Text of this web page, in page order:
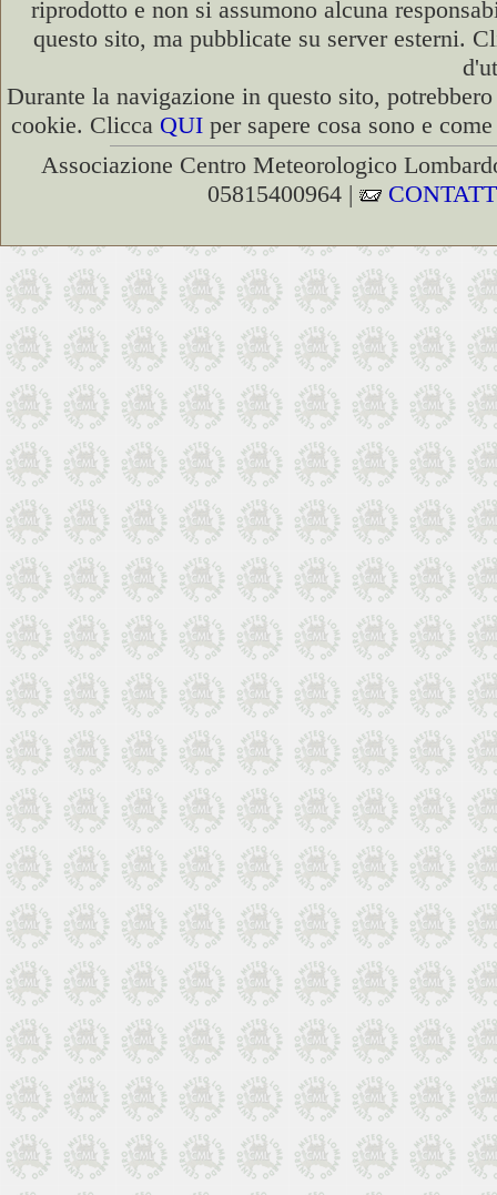
riprodotto e non si assumono alcuna
questo sito, ma pubblicate su server esterni.
Durante la navigazione in questo sito,
cookie. Clicca QUI per sapere cosa sono e
Associazione Centro Meteorologico
05815400964 |